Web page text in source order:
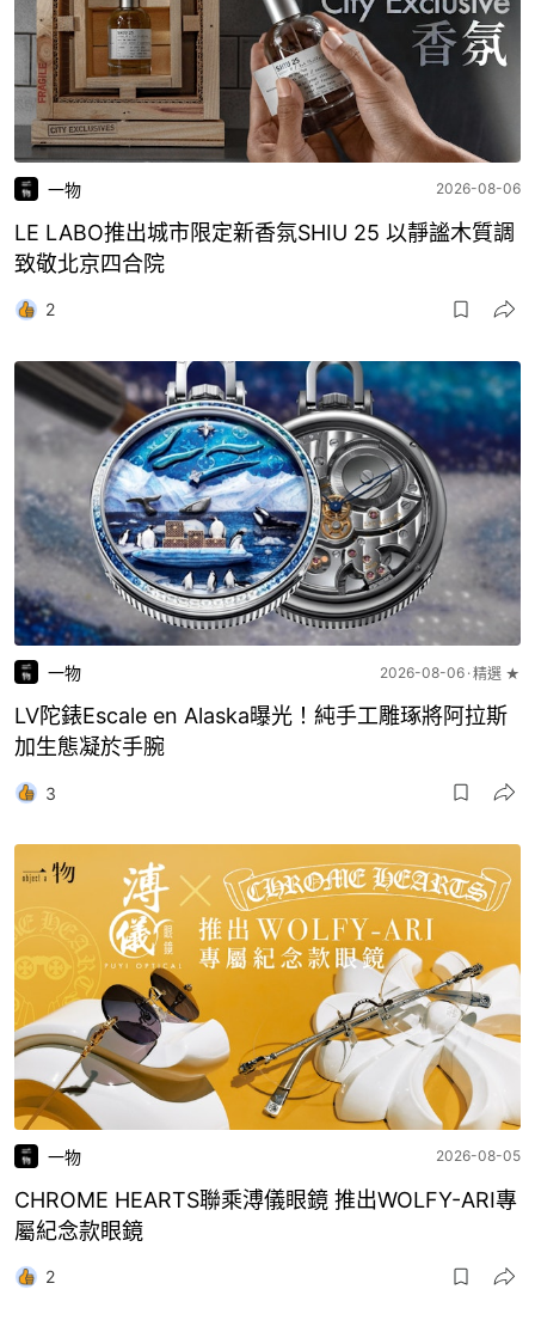
一物 2026-08-06
LE LABO推出城市限定新香氛SHIU 25 以靜謐木質調
致敬北京四合院
2
一物 2026-08-06 精選 ★
LV陀錶Escale en Alaska曝光！純手工雕琢將阿拉斯
加生態凝於手腕
3
一物 2026-08-05
CHROME HEARTS聯乘溥儀眼鏡 推出WOLFY-ARI專
屬紀念款眼鏡
2